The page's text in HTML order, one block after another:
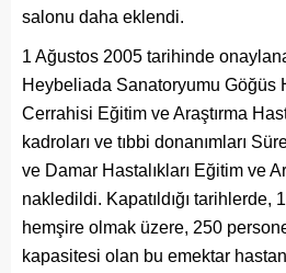
salonu daha eklendi.
1 Ağustos 2005 tarihinde
Heybeliada Sanatoryumu Göğüs
Cerrahisi Eğitim ve Araştırma
kadroları ve tıbbi donanımları
ve Damar Hastalıkları Eğitim ve
nakledildi. Kapatıldığı tarihlerde,
hemşire olmak üzere, 250
kapasitesi olan bu emektar